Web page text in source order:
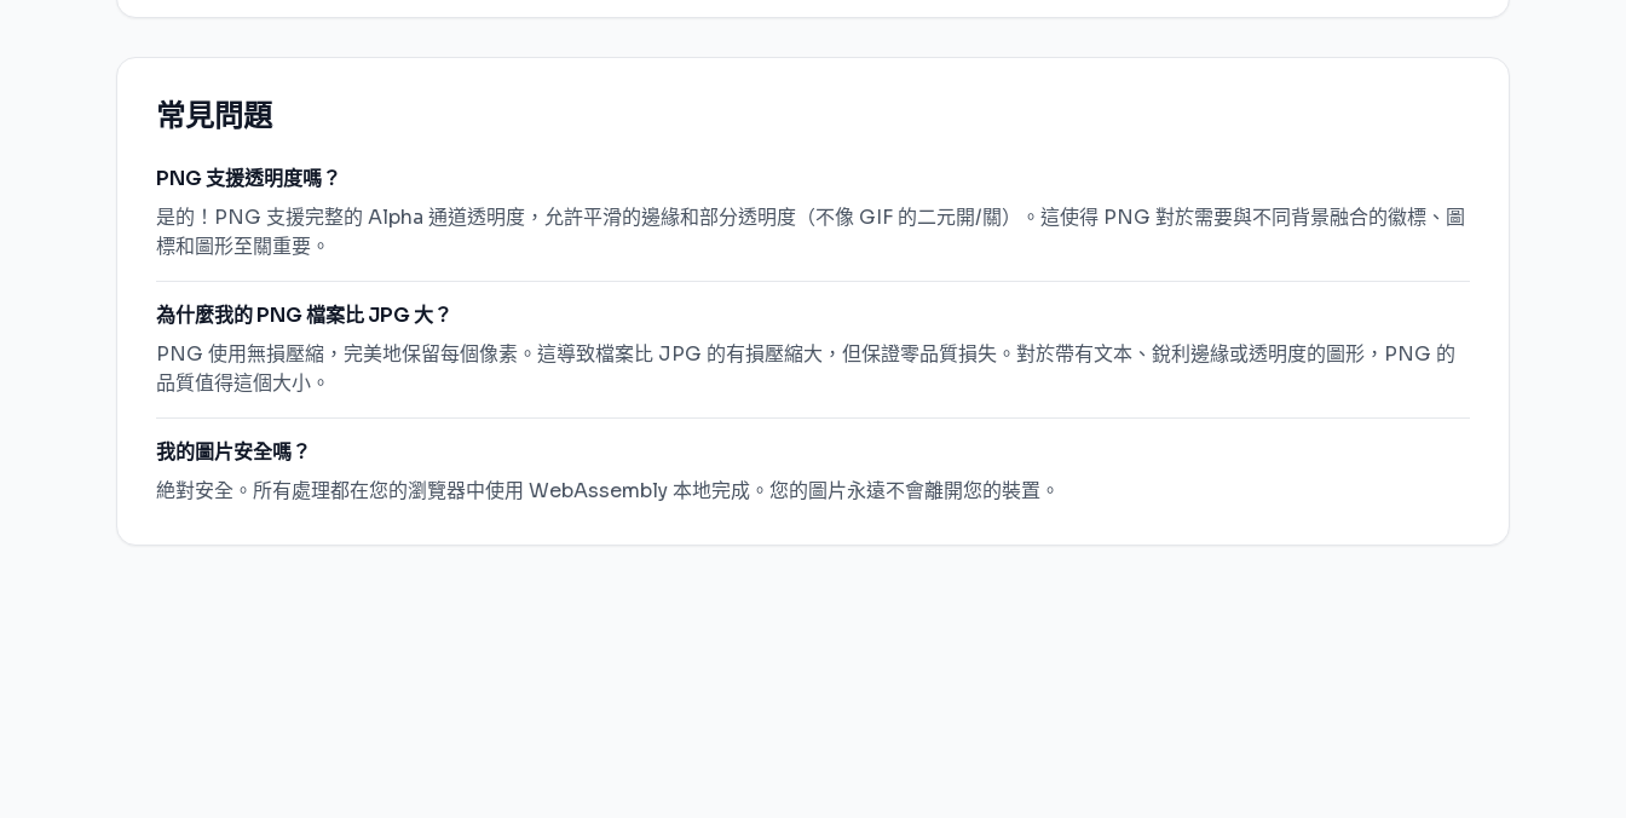
常見問題
PNG 支援透明度嗎？
是的！PNG 支援完整的 Alpha 通道透明度，允許平滑的邊緣和部分透明度（不像 GIF 的二元開/關）。這使得 PNG 對於需要與不同背景融合的徽標、圖
標和圖形至關重要。
為什麼我的 PNG 檔案比 JPG 大？
PNG 使用無損壓縮，完美地保留每個像素。這導致檔案比 JPG 的有損壓縮大，但保證零品質損失。對於帶有文本、銳利邊緣或透明度的圖形，PNG 的
品質值得這個大小。
我的圖片安全嗎？
絶對安全。所有處理都在您的瀏覽器中使用 WebAssembly 本地完成。您的圖片永遠不會離開您的裝置。